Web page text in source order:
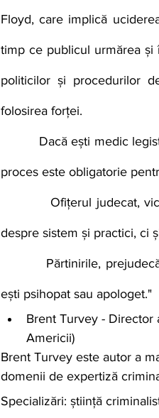
Floyd, care implică
timp ce publicul urmărea și
politicilor și procedurilor
folosirea forței.
proces este obligatorie
despre sistem și practici, ci
ești psihopat sau apologet."
Brent Turvey - Director
Americii)
Brent Turvey este autor a
domenii de expertiză
Specializări: știință